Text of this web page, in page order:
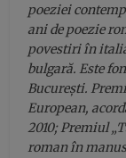
poeziei
ani de poezie
povestiri în
bulgară. Este
București.
European,
2010; Premiul
roman în